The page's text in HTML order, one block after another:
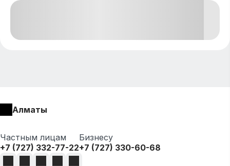
Алматы
Частным лицам
+7 (727) 332-77-22
Бизнесу
+7 (727) 330-60-68